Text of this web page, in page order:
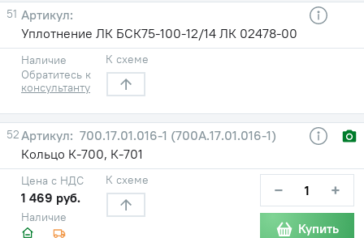
51
Уплотнение ЛК БСК75-100-12/14 ЛК 02478-00
Наличие
Обратитесь к
консультанту
К схеме
52
700.17.01.016-1 (700А.17.01.016-1)
Кольцо К-700, К-701
Наличие
Цена с НДС
1 469 руб.
К схеме − +
Купить